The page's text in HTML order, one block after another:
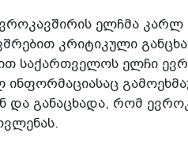
ელჩმა
კრიტიკული
საქართველოს ელჩი
და განაცხადა, რომ